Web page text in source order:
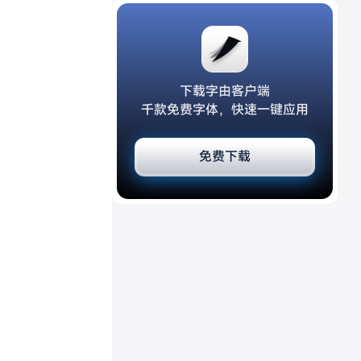
下载字由客户端
千款免费字体，快速一键应用
免费下载